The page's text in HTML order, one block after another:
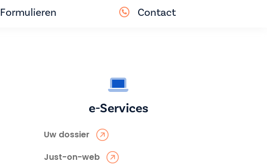
Formulieren Contact
e-Services
Uw dossier
Just-on-web